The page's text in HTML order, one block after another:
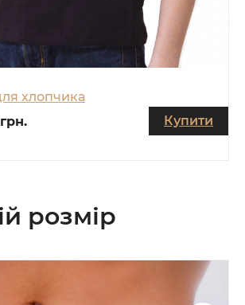
хлопчика
Купити
розмір